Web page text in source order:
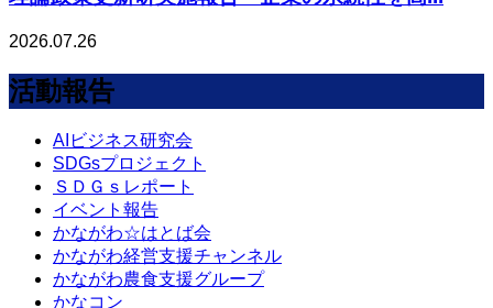
2026.07.26
活動報告
AIビジネス研究会
SDGsプロジェクト
ＳＤＧｓレポート
イベント報告
かながわ☆はとば会
かながわ経営支援チャンネル
かながわ農食支援グループ
かなコン